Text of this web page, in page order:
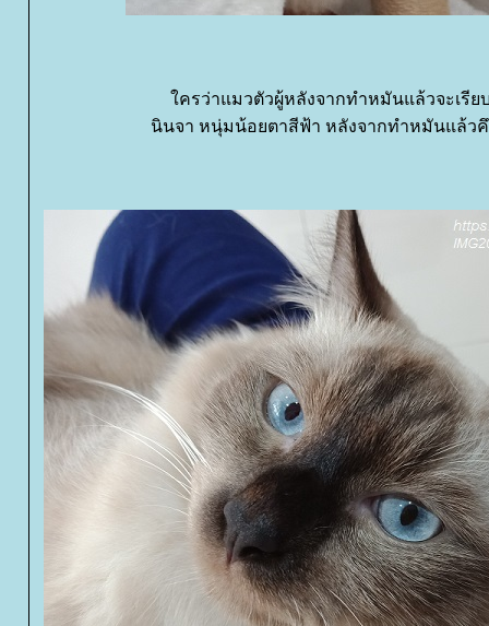
ครว่าแมวตัวผู้หลังจากทำหมันแล้วจะเรีย
นินจา หนุ่มน้อยตาสีฟ้า หลังจากทำหมันแล้ว